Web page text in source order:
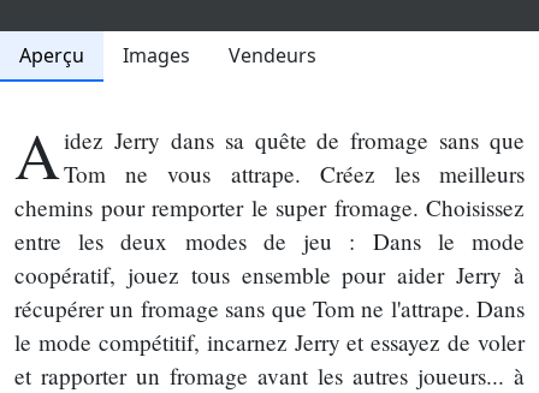
Aperçu Images Vendeurs
Aidez Jerry dans sa quête de fromage sans que
Tom ne vous attrape. Créez les meilleurs
chemins pour remporter le super fromage. Choisissez
entre les deux modes de jeu : Dans le mode
coopératif, jouez tous ensemble pour aider Jerry à
récupérer un fromage sans que Tom ne l'attrape. Dans
le mode compétitif, incarnez Jerry et essayez de voler
et rapporter un fromage avant les autres joueurs... à